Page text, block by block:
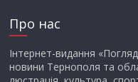
Про нас
Інтернет-видання
новини Тернополя та